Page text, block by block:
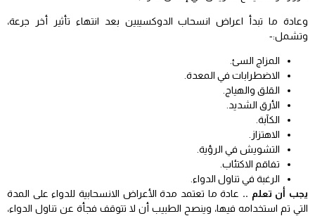
وعادة ما تبدأ اعراض انسحاب الدوكسيبين بعد انتهاء تأثير أخر جرعة،
وتشمل:-
المزاج السئ.
الاضطرابات في المعدة.
القلق والهياج.
الأرق الشديد.
الكآبة.
الاهتزاز.
التشويش في الرؤية.
تفاقم الاكتئاب.
الرغبة في تناول الدواء.
يجب أن تعلم .. عادة ما تعتمد مدة الأعراض الانسحابية للدواء على المدة
التي تم استخدامه فيها، وينصح الطبيب أن لا تتوقف فجأة عن تناول الدواء،